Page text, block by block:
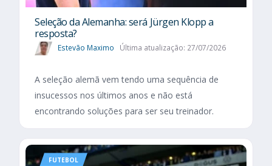
Seleção da Alemanha: será Jürgen Klopp a
resposta?
Estevão Maximo Última atualização: 27/07/2026
A seleção alemã vem tendo uma sequência de
insucessos nos últimos anos e não está
encontrando soluções para ser seu treinador.
FUTEBOL